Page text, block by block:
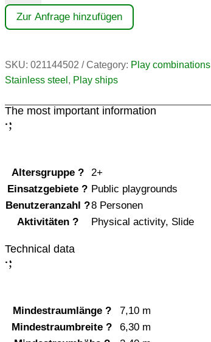
Zur Anfrage hinzufügen
SKU: 021144502 Category: Play
Stainless steel , Play ships
The most important information
:
;
Altersgruppe ?
2+
Einsatzgebiete ? Public playgrounds
Benutzeranzahl ?8 Personen
Aktivitäten ? Physical activity, Slide
Technical data
:
;
Mindestraumlänge ?
7,10 m
Mindestraumbreite ?
6,30 m